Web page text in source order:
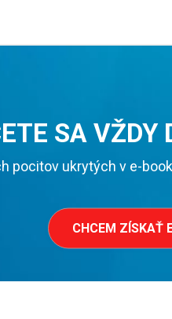
SA VŽDY
ukrytých v e-
CHCEM ZÍSKAŤ